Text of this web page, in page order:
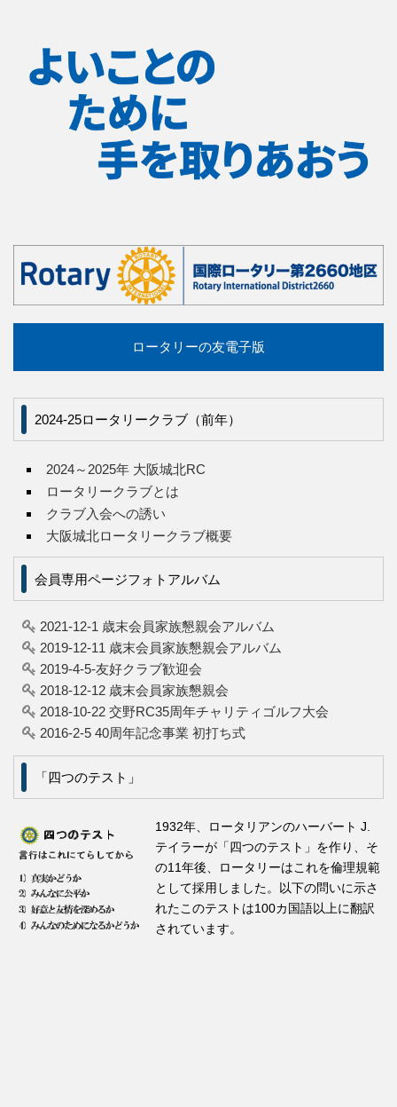
ロータリーの友電子版
2024-25ロータリークラブ（前年）
2024～2025年 大阪城北RC
ロータリークラブとは
クラブ入会への誘い
大阪城北ロータリークラブ概要
会員専用ページフォトアルバム
2021-12-1 歳末会員家族懇親会アルバム
2019-12-11 歳末会員家族懇親会アルバム
2019-4-5-友好クラブ歓迎会
2018-12-12 歳末会員家族懇親会
2018-10-22 交野RC35周年チャリティゴルフ大会
2016-2-5 40周年記念事業 初打ち式
「四つのテスト」
1932年、ロータリアンのハーバート J.
テイラーが「四つのテスト」を作り、そ
の11年後、ロータリーはこれを倫理規範
として採用しました。以下の問いに示さ
れたこのテストは100カ国語以上に翻訳
されています。